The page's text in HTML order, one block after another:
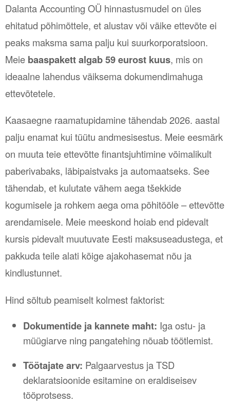
Dalanta Accounting OÜ hinnastusmudel on üles
ehitatud põhimõttele, et alustav või väike ettevõte ei
peaks maksma sama palju kui suurkorporatsioon.
Meie baaspakett algab 59 eurost kuus, mis on
ideaalne lahendus väiksema dokumendimahuga
ettevõtetele.
Kaasaegne raamatupidamine tähendab 2026. aastal
palju enamat kui tüütu andmesisestus. Meie eesmärk
on muuta teie ettevõtte finantsjuhtimine võimalikult
paberivabaks, läbipaistvaks ja automaatseks. See
tähendab, et kulutate vähem aega tšekkide
kogumisele ja rohkem aega oma põhitööle – ettevõtte
arendamisele. Meie meeskond hoiab end pidevalt
kursis pidevalt muutuvate Eesti maksuseadustega, et
pakkuda teile alati kõige ajakohasemat nõu ja
kindlustunnet.
Hind sõltub peamiselt kolmest faktorist:
Dokumentide ja kannete maht: Iga ostu- ja
müügiarve ning pangatehing nõuab töötlemist.
Töötajate arv: Palgaarvestus ja TSD
deklaratsioonide esitamine on eraldiseisev
tööprotsess.